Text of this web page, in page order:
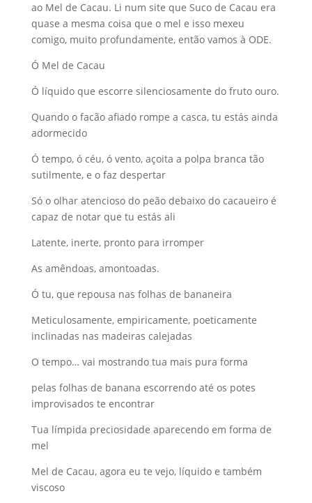
ao Mel de Cacau. Li num site que Suco de Cacau era
quase a mesma coisa que o mel e isso mexeu
comigo, muito profundamente, então vamos à ODE.
Ó Mel de Cacau
Ó líquido que escorre silenciosamente do fruto ouro.
Quando o facão afiado rompe a casca, tu estás ainda
adormecido
Ó tempo, ó céu, ó vento, açoita a polpa branca tão
sutilmente, e o faz despertar
Só o olhar atencioso do peão debaixo do cacaueiro é
capaz de notar que tu estás ali
Latente, inerte, pronto para irromper
As amêndoas, amontoadas.
Ó tu, que repousa nas folhas de bananeira
Meticulosamente, empiricamente, poeticamente
inclinadas nas madeiras calejadas
O tempo… vai mostrando tua mais pura forma
pelas folhas de banana escorrendo até os potes
improvisados te encontrar
Tua límpida preciosidade aparecendo em forma de
mel
Mel de Cacau, agora eu te vejo, líquido e também
viscoso